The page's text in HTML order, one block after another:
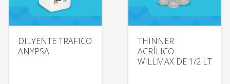
DILYENTE TRAFICO
ANYPSA
THINNER
ACRÍLICO
WILLMAX DE 1/2 LT